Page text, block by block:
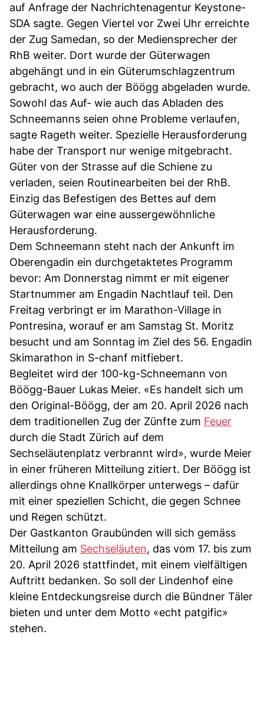
auf Anfrage der Nachrichtenagentur Keystone-
SDA sagte. Gegen Viertel vor Zwei Uhr erreichte
der Zug Samedan, so der Mediensprecher der
RhB weiter. Dort wurde der Güterwagen
abgehängt und in ein Güterumschlagzentrum
gebracht, wo auch der Böögg abgeladen wurde.
Sowohl das Auf- wie auch das Abladen des
Schneemanns seien ohne Probleme verlaufen,
sagte Rageth weiter. Spezielle Herausforderung
habe der Transport nur wenige mitgebracht.
Güter von der Strasse auf die Schiene zu
verladen, seien Routinearbeiten bei der RhB.
Einzig das Befestigen des Bettes auf dem
Güterwagen war eine aussergewöhnliche
Herausforderung.
Dem Schneemann steht nach der Ankunft im
Oberengadin ein durchgetaktetes Programm
bevor: Am Donnerstag nimmt er mit eigener
Startnummer am Engadin Nachtlauf teil. Den
Freitag verbringt er im Marathon-Village in
Pontresina, worauf er am Samstag St. Moritz
besucht und am Sonntag im Ziel des 56. Engadin
Skimarathon in S-chanf mitfiebert.
Begleitet wird der 100-kg-Schneemann von
Böögg-Bauer Lukas Meier. «Es handelt sich um
den Original-Böögg, der am 20. April 2026 nach
dem traditionellen Zug der Zünfte zum Feuer
durch die Stadt Zürich auf dem
Sechseläutenplatz verbrannt wird», wurde Meier
in einer früheren Mitteilung zitiert. Der Böögg ist
allerdings ohne Knallkörper unterwegs – dafür
mit einer speziellen Schicht, die gegen Schnee
und Regen schützt.
Der Gastkanton Graubünden will sich gemäss
Mitteilung am Sechseläuten, das vom 17. bis zum
20. April 2026 stattfindet, mit einem vielfältigen
Auftritt bedanken. So soll der Lindenhof eine
kleine Entdeckungsreise durch die Bündner Täler
bieten und unter dem Motto «echt patgific»
stehen.